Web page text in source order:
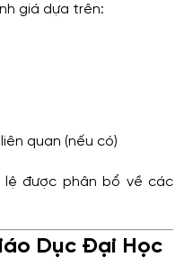
giá dựa trên:
quan (nếu có)
được phân bổ về các
Dục Đại Học